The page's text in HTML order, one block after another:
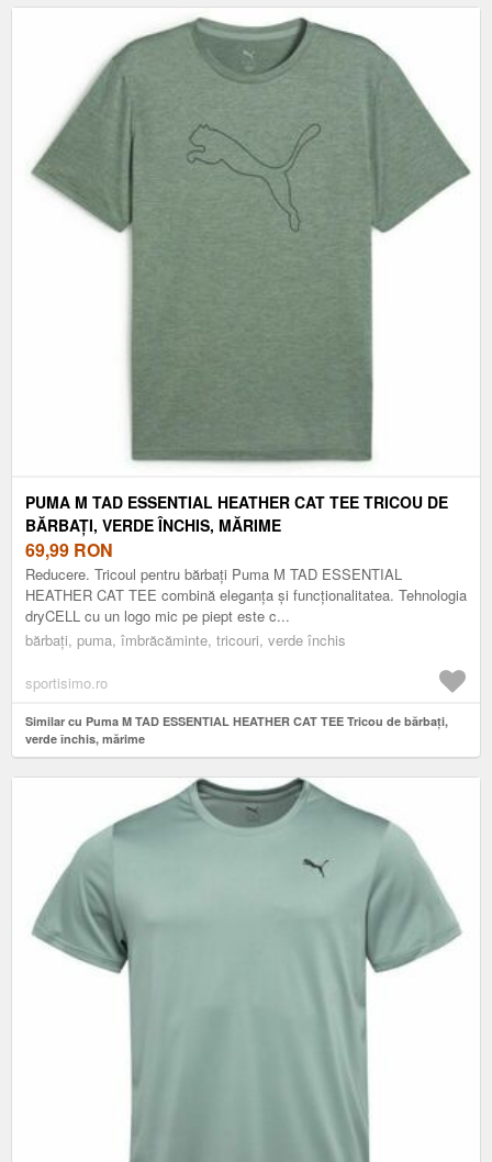
PUMA M TAD ESSENTIAL HEATHER CAT TEE TRICOU DE
BĂRBAȚI, VERDE ÎNCHIS, MĂRIME
69,99 RON
Reducere. Tricoul pentru bărbați Puma M TAD ESSENTIAL
HEATHER CAT TEE combină eleganța și funcționalitatea. Tehnologia
dryCELL cu un logo mic pe piept este c...
bărbați, puma, îmbrăcăminte, tricouri, verde închis
sportisimo.ro
Similar cu Puma M TAD ESSENTIAL HEATHER CAT TEE Tricou de bărbați,
verde închis, mărime